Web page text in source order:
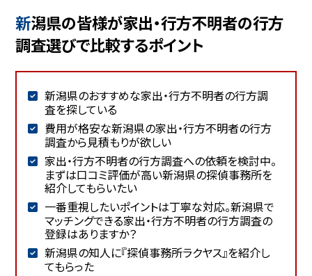
新潟県の皆様が家出・行方不明者の行方
調査選びで比較するポイント
新潟県のおすすめな家出・行方不明者の行方調
査を探している
費用が格安な新潟県の家出・行方不明者の行方
調査から見積もりが欲しい
家出・行方不明者の行方調査への依頼を検討中。
まずは口コミ評価が高い新潟県の探偵事務所を
紹介してもらいたい
一番重視したいポイントは丁寧な対応。新潟県で
マッチングできる家出・行方不明者の行方調査の
登録はありますか？
新潟県の知人に『探偵事務所ラクヤス』を紹介し
てもらった